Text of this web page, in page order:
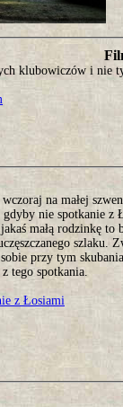
klubowiczów i nie
na małej
gdyby nie spotkanie
małą rodzinkę to
szlaku.
przy tym
tego spotkania.
z Łosiami